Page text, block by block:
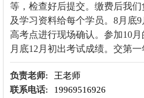
等，检查好后提交。缴费后我
及学习资料给每个学员。8月底
高考点进行现场确认。参加10
月底12月初出考试成绩。交第一
负责老师:
王老师
联系电话:
19969516926